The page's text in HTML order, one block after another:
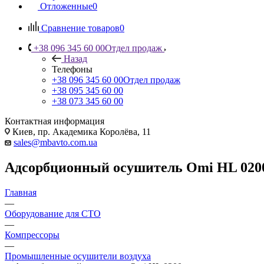
Отложенные0
Сравнение товаров0
+38 096 345 60 00Отдел продаж
Назад
Телефоны
+38 096 345 60 00Отдел продаж
+38 095 345 60 00
+38 073 345 60 00
Контактная информация
Киев, пр. Академика Королёва, 11
sales@mbavto.com.ua
Адсорбционный осушитель Omi HL
Главная
—
Оборудование для СТО
—
Компрессоры
—
Промышленные осушители воздуха